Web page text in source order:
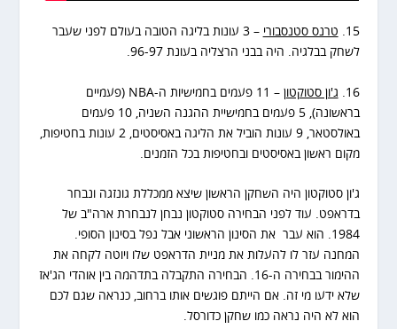
15. טרנס סטנסבורי
– 3 עונות בליגה הטובה בעולם לפני שעבר
לשחק בבלגיה. היה בבני הרצליה בעונת 96-97.
16. ג'ון סטוקטון
– 11 פעמים בחמישיות ה-NBA (פעמיים
בראשונה), 5 פעמים בחמישיית ההגנה השניה, 10 פעמים
באולסטאר, 9 עונות הוביל את הליגה באסיסטים, 2 עונות בחטיפות,
מקום ראשון באסיסטים ובחטיפות בכל הזמנים.
ג'ון סטוקטון היה השחקן הראשון שיצא ממכללת גונזגה ונבחר
בדראפט. עוד לפני הבחירה סטוקטון נבחן לנבחרת ארה"ב של
1984. הוא עבר את הסינון הראשוני אבל נפל בסינון הסופי.
המחנה עזר לו להעלות את מניית הדראפט שלו ויוטה לקחה את
ההימור בבחירה ה-16. הבחירה התקבלה בתדהמה בין אוהדי הג'אז
שלא ידעו מי זה. אם הייתם פוגשים אותו ברחוב, כנראה שגם לכם
הוא לא היה נראה כמו שחקן כדורסל.